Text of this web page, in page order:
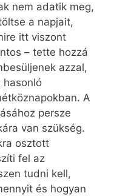
nem adatik meg,
a napjait,
itt viszont
– tette hozzá
azzal,
hasonló
A
persze
van szükség.
osztott
fel az
tudni kell,
és hogyan